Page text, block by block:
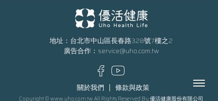
地址：台北市中山區長春路328號7樓之2
廣告合作： service@uho.com.tw
關於我們 條款與政策
Copyright © www.uho.com.tw All Rights Reserved By 優活健康股份有限公司
Menu